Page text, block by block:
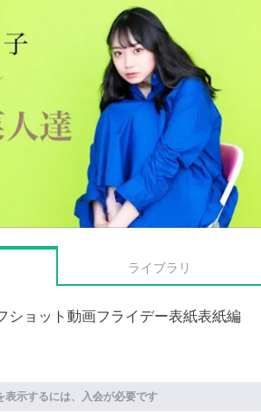
ライブラリ
ショット動画フライデー表紙表紙編
表示するには、入会が必要です